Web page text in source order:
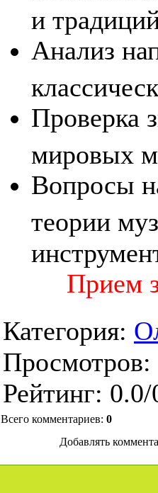
и
Анализ
Проверка
мировых
Вопросы
теории
Прием
Категория:
Просмотров
Рейтинг: 0.0/
Всего комментариев: 0
Добавлять